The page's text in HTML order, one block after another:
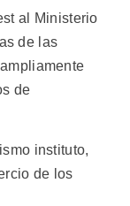
al Ministerio
de las
de
instituto,
de los